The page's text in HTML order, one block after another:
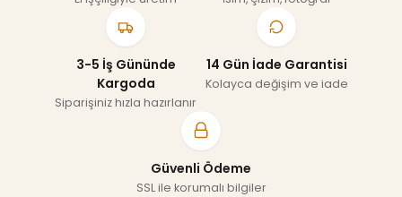
3-5 İş Gününde
Kargoda
Siparişiniz hızla hazırlanır
14 Gün İade Garantisi
Kolayca değişim ve iade
Güvenli Ödeme
SSL ile korumalı bilgiler